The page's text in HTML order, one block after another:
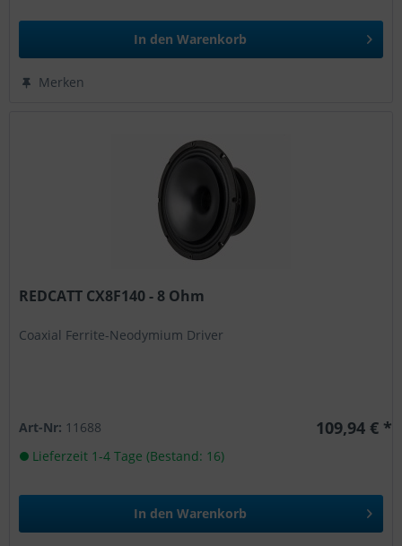
In den Warenkorb
Merken
REDCATT CX8F140 - 8 Ohm
Coaxial Ferrite-Neodymium Driver
Art-Nr: 11688 109,94 € *
Lieferzeit 1-4 Tage (Bestand: 16)
In den Warenkorb